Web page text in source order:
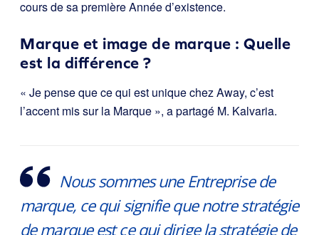
cours de sa première Année d’existence.
Marque et image de marque : Quelle
est la différence ?
« Je pense que ce qui est unique chez Away, c’est
l’accent mis sur la Marque », a partagé M. Kalvaria.
Nous sommes une Entreprise de
marque, ce qui signifie que notre stratégie
de marque est ce qui dirige la stratégie de